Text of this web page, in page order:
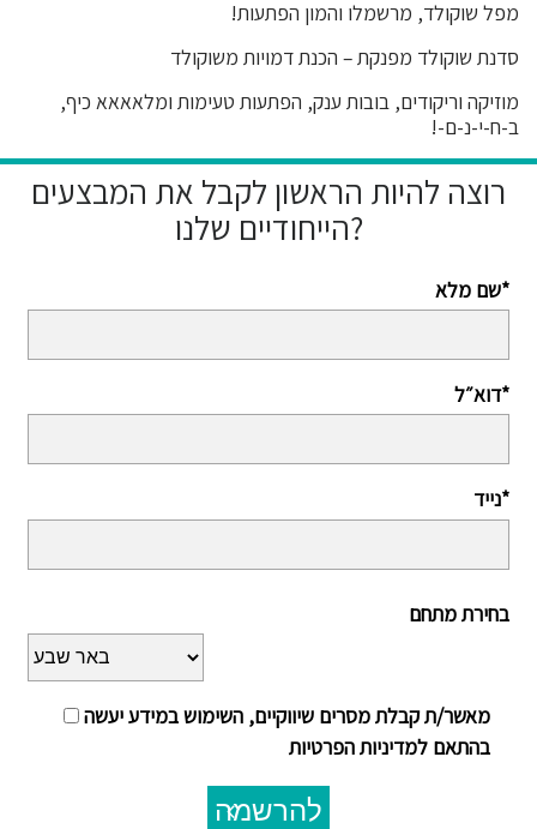
מפל שוקולד, מרשמלו והמון הפתעות!
סדנת שוקולד מפנקת – הכנת דמויות משוקולד
מוזיקה וריקודים, בובות ענק, הפתעות טעימות ומלאאאא כיף,
ב-ח-י-נ-ם-!
רוצה להיות הראשון לקבל את המבצעים
הייחודיים שלנו?
שם מלא*
דוא״ל*
נייד*
בחירת מתחם
מאשר/ת קבלת מסרים שיווקיים, השימוש במידע יעשה
בהתאם למדיניות הפרטיות
להרשמה